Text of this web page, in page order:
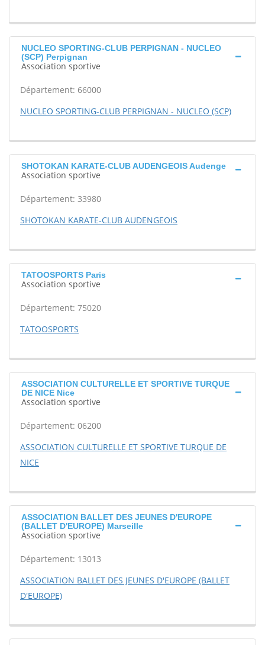
NUCLEO SPORTING-CLUB PERPIGNAN - NUCLEO
(SCP) Perpignan
Association sportive
Département: 66000
NUCLEO SPORTING-CLUB PERPIGNAN - NUCLEO (SCP)
SHOTOKAN KARATE-CLUB AUDENGEOIS Audenge
Association sportive
Département: 33980
SHOTOKAN KARATE-CLUB AUDENGEOIS
TATOOSPORTS Paris
Association sportive
Département: 75020
TATOOSPORTS
ASSOCIATION CULTURELLE ET SPORTIVE TURQUE
DE NICE Nice
Association sportive
Département: 06200
ASSOCIATION CULTURELLE ET SPORTIVE TURQUE DE
NICE
ASSOCIATION BALLET DES JEUNES D'EUROPE
(BALLET D'EUROPE) Marseille
Association sportive
Département: 13013
ASSOCIATION BALLET DES JEUNES D'EUROPE (BALLET
D'EUROPE)